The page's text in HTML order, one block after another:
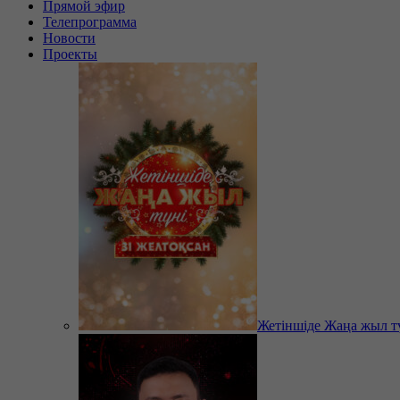
Прямой эфир
Телепрограмма
Новости
Проекты
Жетіншіде Жаңа жыл